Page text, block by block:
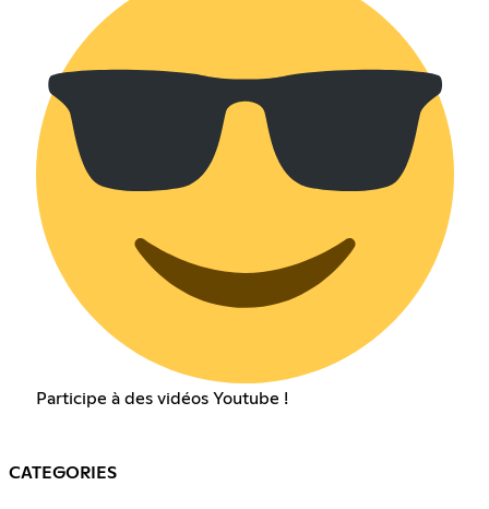
Participe à des vidéos Youtube !
CATEGORIES